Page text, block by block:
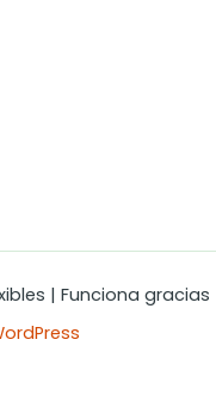
| Funciona gracias